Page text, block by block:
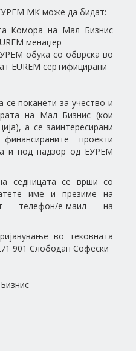
МК може да бидат:
Комора на Мал Бизнис
менаџер
обука со обврска во
EUREM сертифицирани
се поканети за учество и
на Мал Бизнис (кои
а се заинтересирани
проекти
и под надзор од ЕУРЕМ
седницата се врши со
име и презиме на
телефон/е-маил на
во тековната
901 Слободан Софески